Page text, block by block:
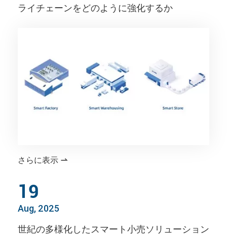
ライチェーンをどのように強化するか
さらに表示 
19
Aug, 2025
世紀の多様化したスマート小売ソリューション